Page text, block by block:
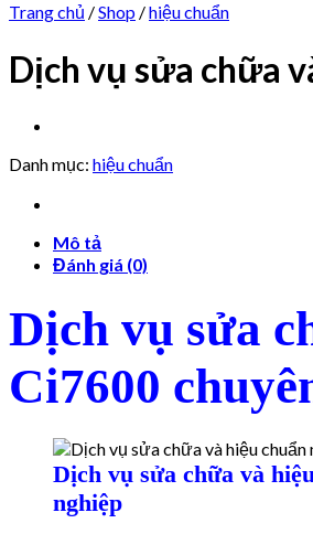
Trang chủ /Shop /hiệu chuẩn
Dịch vụ sửa chữa
Danh mục: hiệu chuẩn
Mô tả
Đánh giá (0)
Dịch vụ sửa
Ci7600
Dịch vụ sửa chữa và
nghiệp